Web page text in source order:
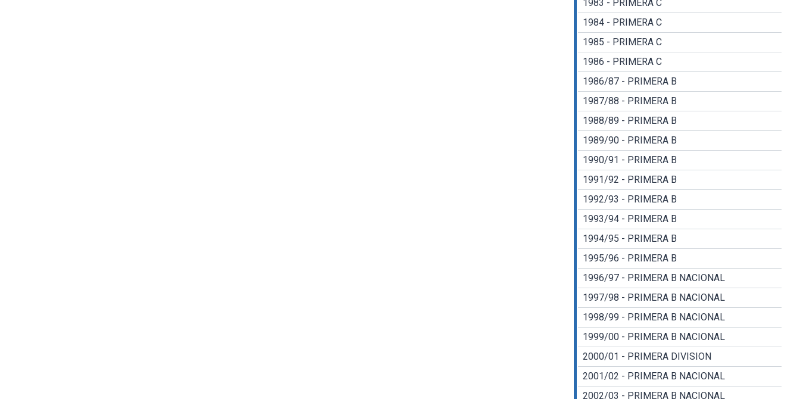
1983 - PRIMERA C
1984 - PRIMERA C
1985 - PRIMERA C
1986 - PRIMERA C
1986/87 - PRIMERA B
1987/88 - PRIMERA B
1988/89 - PRIMERA B
1989/90 - PRIMERA B
1990/91 - PRIMERA B
1991/92 - PRIMERA B
1992/93 - PRIMERA B
1993/94 - PRIMERA B
1994/95 - PRIMERA B
1995/96 - PRIMERA B
1996/97 - PRIMERA B NACIONAL
1997/98 - PRIMERA B NACIONAL
1998/99 - PRIMERA B NACIONAL
1999/00 - PRIMERA B NACIONAL
2000/01 - PRIMERA DIVISION
2001/02 - PRIMERA B NACIONAL
2002/03 - PRIMERA B NACIONAL